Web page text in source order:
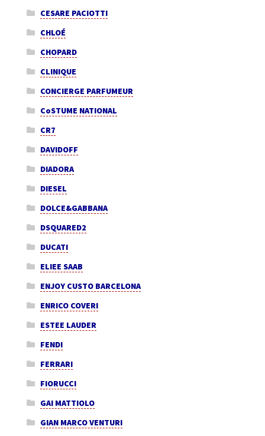
CESARE PACIOTTI
CHLOÉ
CHOPARD
CLINIQUE
CONCIERGE PARFUMEUR
CoSTUME NATIONAL
CR7
DAVIDOFF
DIADORA
DIESEL
DOLCE&GABBANA
DSQUARED2
DUCATI
ELIEE SAAB
ENJOY CUSTO BARCELONA
ENRICO COVERI
ESTEE LAUDER
FENDI
FERRARI
FIORUCCI
GAI MATTIOLO
GIAN MARCO VENTURI